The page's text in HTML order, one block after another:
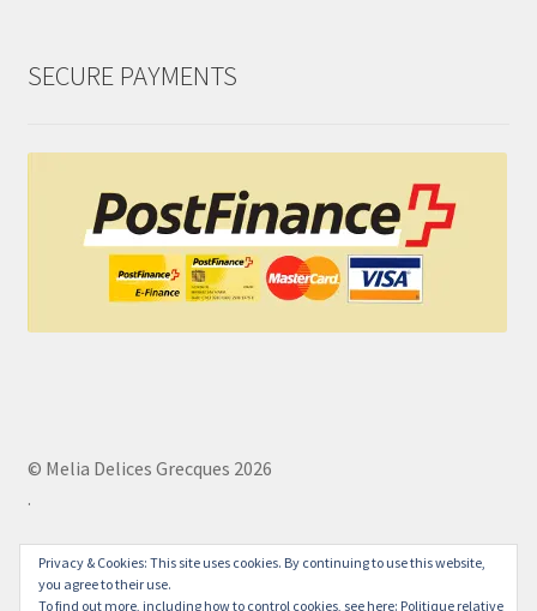
SECURE PAYMENTS
© Melia Delices Grecques 2026
.
Privacy & Cookies: This site uses cookies. By continuing to use this website,
you agree to their use.
To find out more, including how to control cookies, see here: Politique relative